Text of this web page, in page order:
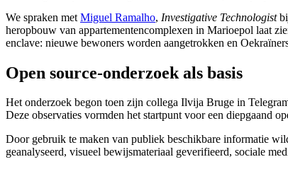
We spraken met Miguel Ramalho, Investigative Technologist
heropbouw van appartementencomplexen in Marioepol laat
enclave: nieuwe bewoners worden aangetrokken en
Open source-onderzoek als basis
Het onderzoek begon toen zijn collega Ilvija Bruge in
Deze observaties vormden het startpunt voor een diepgaand
Door gebruik te maken van publiek beschikbare informatie
geanalyseerd, visueel bewijsmateriaal geverifieerd, sociale